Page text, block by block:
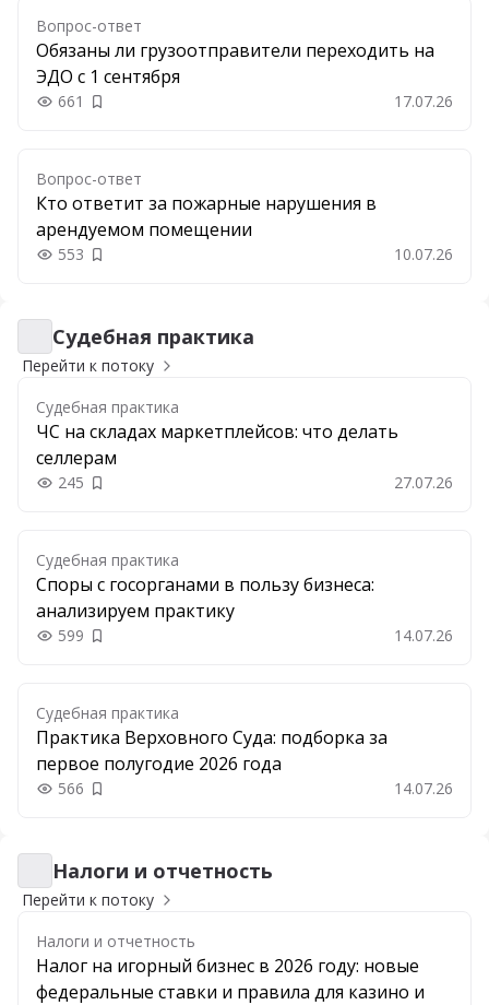
Вопрос-ответ
Обязаны ли грузоотправители переходить на
ЭДО с 1 сентября
661 Добавить в закладки 17.07.26
Вопрос-ответ
Кто ответит за пожарные нарушения в
арендуемом помещении
553 Добавить в закладки 10.07.26
Судебная практика
Судебная практика
Перейти к потоку
Судебная практика
ЧС на складах маркетплейсов: что делать
селлерам
245 Добавить в закладки 27.07.26
Судебная практика
Споры с госорганами в пользу бизнеса:
анализируем практику
599 Добавить в закладки 14.07.26
Судебная практика
Практика Верховного Суда: подборка за
первое полугодие 2026 года
566 Добавить в закладки 14.07.26
Налоги и отчетность
Налоги и отчетность
Перейти к потоку
Налоги и отчетность
Налог на игорный бизнес в 2026 году: новые
федеральные ставки и правила для казино и